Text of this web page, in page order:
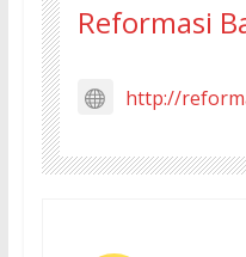
Reformasi
http://